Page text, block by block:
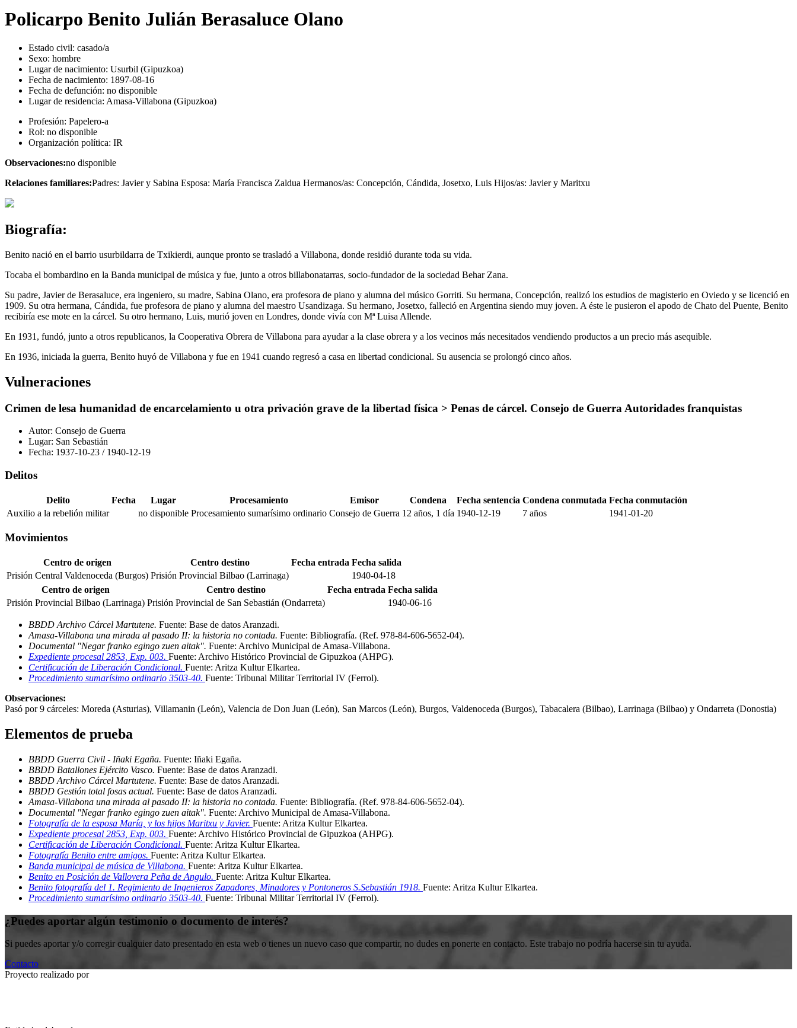
Policarpo Benito Julián Berasaluce Olano
Estado civil: casado/a
Sexo: hombre
Lugar de nacimiento: Usurbil (Gipuzkoa)
Fecha de nacimiento: 1897-08-16
Fecha de defunción: no disponible
Lugar de residencia: Amasa-Villabona (Gipuzkoa)
Profesión: Papelero-a
Rol: no disponible
Organización política: IR
Observaciones:no disponible
Relaciones familiares:Padres: Javier y Sabina Esposa: María Francisca Zaldua Hermanos/as: Concepción, Cándida, Josetxo, Luis Hijos/as: Javier y Maritxu
Biografía:
Benito nació en el barrio usurbildarra de Txikierdi, aunque pronto se trasladó a Villabona, donde residió durante toda su vida.
Tocaba el bombardino en la Banda municipal de música y fue, junto a otros billabonatarras, socio-fundador de la sociedad Behar Zana.
Su padre, Javier de Berasaluce, era ingeniero, su madre, Sabina Olano, era profesora de piano y alumna del músico Gorriti. Su hermana, Concepción, realizó los estudios de magisterio en Oviedo y se licenció en
1909. Su otra hermana, Cándida, fue profesora de piano y alumna del maestro Usandizaga. Su hermano, Josetxo, falleció en Argentina siendo muy joven. A éste le pusieron el apodo de Chato del Puente, Benito
recibiría ese mote en la cárcel. Su otro hermano, Luis, murió joven en Londres, donde vivía con Mª Luisa Allende.
En 1931, fundó, junto a otros republicanos, la Cooperativa Obrera de Villabona para ayudar a la clase obrera y a los vecinos más necesitados vendiendo productos a un precio más asequible.
En 1936, iniciada la guerra, Benito huyó de Villabona y fue en 1941 cuando regresó a casa en libertad condicional. Su ausencia se prolongó cinco años.
Vulneraciones
Crimen de lesa humanidad de encarcelamiento u otra privación grave de la libertad física > Penas de cárcel. Consejo de Guerra Autoridades franquistas
Autor: Consejo de Guerra
Lugar: San Sebastián
Fecha: 1937-10-23 / 1940-12-19
Delitos
Delito Fecha Lugar Procesamiento Emisor Condena Fecha sentencia Condena conmutada Fecha conmutación
Auxilio a la rebelión militar
no disponible Procesamiento sumarísimo ordinario Consejo de Guerra 12 años, 1 día 1940-12-19 7 años 1941-01-20
Movimientos
Centro de origen Centro destino Fecha entrada Fecha salida
Prisión Central Valdenoceda (Burgos) Prisión Provincial Bilbao (Larrinaga)
1940-04-18
Centro de origen
Centro destino Fecha entrada Fecha salida
Prisión Provincial Bilbao (Larrinaga) Prisión Provincial de San Sebastián (Ondarreta) 1940-06-16
BBDD Archivo Cárcel Martutene. Fuente: Base de datos Aranzadi.
Amasa-Villabona una mirada al pasado II: la historia no contada. Fuente: Bibliografía. (Ref. 978-84-606-5652-04).
Documental "Negar franko egingo zuen aitak". Fuente: Archivo Municipal de Amasa-Villabona.
Expediente procesal 2853, Exp. 003. Fuente: Archivo Histórico Provincial de Gipuzkoa (AHPG).
Certificación de Liberación Condicional. Fuente: Aritza Kultur Elkartea.
Procedimiento sumarísimo ordinario 3503-40. Fuente: Tribunal Militar Territorial IV (Ferrol).
Observaciones:
Pasó por 9 cárceles: Moreda (Asturias), Villamanin (León), Valencia de Don Juan (León), San Marcos (León), Burgos, Valdenoceda (Burgos), Tabacalera (Bilbao), Larrinaga (Bilbao) y Ondarreta (Donostia)
Elementos de prueba
BBDD Guerra Civil - Iñaki Egaña. Fuente: Iñaki Egaña.
BBDD Batallones Ejército Vasco. Fuente: Base de datos Aranzadi.
BBDD Archivo Cárcel Martutene. Fuente: Base de datos Aranzadi.
BBDD Gestión total fosas actual. Fuente: Base de datos Aranzadi.
Amasa-Villabona una mirada al pasado II: la historia no contada. Fuente: Bibliografía. (Ref. 978-84-606-5652-04).
Documental "Negar franko egingo zuen aitak". Fuente: Archivo Municipal de Amasa-Villabona.
Fotografía de la esposa María, y los hijos Maritxu y Javier. Fuente: Aritza Kultur Elkartea.
Expediente procesal 2853, Exp. 003. Fuente: Archivo Histórico Provincial de Gipuzkoa (AHPG).
Certificación de Liberación Condicional. Fuente: Aritza Kultur Elkartea.
Fotografía Benito entre amigos. Fuente: Aritza Kultur Elkartea.
Banda municipal de música de Villabona. Fuente: Aritza Kultur Elkartea.
Benito en Posición de Vallovera Peña de Angulo. Fuente: Aritza Kultur Elkartea.
Benito fotografía del 1. Regimiento de Ingenieros Zapadores, Minadores y Pontoneros S.Sebastián 1918. Fuente: Aritza Kultur Elkartea.
Procedimiento sumarísimo ordinario 3503-40. Fuente: Tribunal Militar Territorial IV (Ferrol).
¿Puedes aportar algún testimonio o documento de interés?
Si puedes aportar y/o corregir cualquier dato presentado en esta web o tienes un nuevo caso que compartir, no dudes en ponerte en contacto. Este trabajo no podría hacerse sin tu ayuda.
Contacto
Proyecto realizado por